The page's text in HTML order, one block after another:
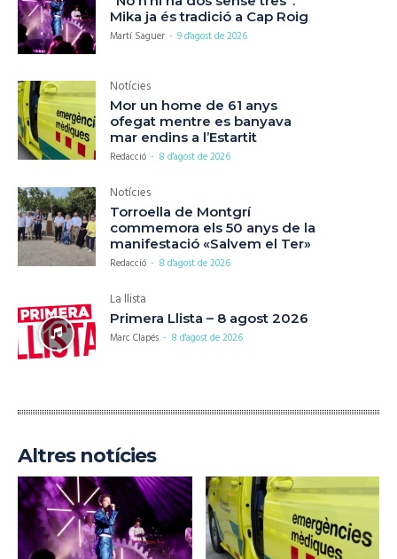
Mika ja és tradició a Cap Roig
Martí Saguer - 9 d'agost de 2026
Notícies
Mor un home de 61 anys
ofegat mentre es banyava
mar endins a l’Estartit
Redacció - 8 d'agost de 2026
Notícies
Torroella de Montgrí
commemora els 50 anys de la
manifestació «Salvem el Ter»
Redacció - 8 d'agost de 2026
La llista
Primera Llista – 8 agost 2026
Marc Clapés - 8 d'agost de 2026
Altres notícies